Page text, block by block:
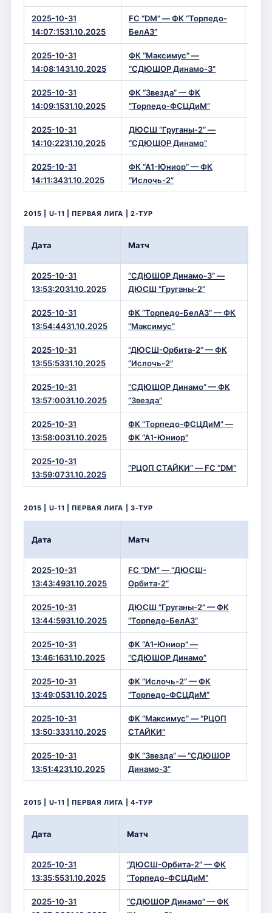
2025-10-31
14:07:1531.10.2025
FC “DM” — ФК “Торпедо-
БелАЗ”
2025-10-31
14:08:1431.10.2025
ФК “Максимус” —
“СДЮШОР Динамо-3”
2025-10-31
14:09:1531.10.2025
ФК “Звезда” — ФК
“Торпедо-ФСЦДиМ”
2025-10-31
14:10:2231.10.2025
ДЮСШ “Груганы-2” —
“СДЮШОР Динамо”
2025-10-31
14:11:3431.10.2025
ФК “А1-Юниор” — ФК
“Ислочь-2”
2015 | U-11 | ПЕРВАЯ ЛИГА | 2-ТУР
Дата Матч
2025-10-31
13:53:2031.10.2025
“СДЮШОР Динамо-3” —
ДЮСШ “Груганы-2”
2025-10-31
13:54:4431.10.2025
ФК “Торпедо-БелАЗ” — ФК
“Максимус”
2025-10-31
13:55:5331.10.2025
“ДЮСШ-Орбита-2” — ФК
“Ислочь-2”
2025-10-31
13:57:0031.10.2025
“СДЮШОР Динамо” — ФК
“Звезда”
2025-10-31
13:58:0031.10.2025
ФК “Торпедо-ФСЦДиМ” —
ФК “А1-Юниор”
2025-10-31
13:59:0731.10.2025
“РЦОП СТАЙКИ” — FC “DM”
2015 | U-11 | ПЕРВАЯ ЛИГА | 3-ТУР
Дата Матч
2025-10-31
13:43:4931.10.2025
FC “DM” — “ДЮСШ-
Орбита-2”
2025-10-31
13:44:5931.10.2025
ДЮСШ “Груганы-2” — ФК
“Торпедо-БелАЗ”
2025-10-31
13:46:1631.10.2025
ФК “А1-Юниор” —
“СДЮШОР Динамо”
2025-10-31
13:49:0531.10.2025
ФК “Ислочь-2” — ФК
“Торпедо-ФСЦДиМ”
2025-10-31
13:50:3331.10.2025
ФК “Максимус” — “РЦОП
СТАЙКИ”
2025-10-31
13:51:4231.10.2025
ФК “Звезда” — “СДЮШОР
Динамо-3”
2015 | U-11 | ПЕРВАЯ ЛИГА | 4-ТУР
Дата Матч
2025-10-31
13:35:5531.10.2025
“ДЮСШ-Орбита-2” — ФК
“Торпедо-ФСЦДиМ”
2025-10-31
“СДЮШОР Динамо” — ФК